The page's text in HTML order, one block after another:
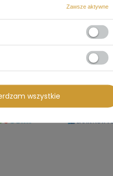
Zawsze aktywne
wszystkie